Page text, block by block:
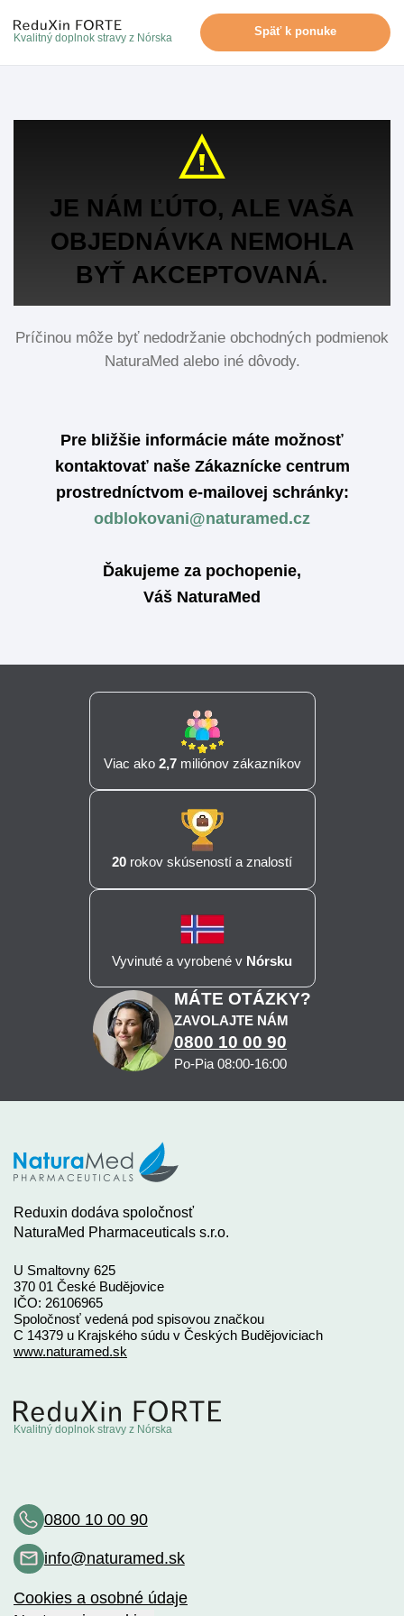
Kvalitný doplnok stravy z Nórska
Späť k ponuke
JE NÁM ĽÚTO, ALE VAŠA
OBJEDNÁVKA NEMOHLA
BYŤ AKCEPTOVANÁ.
Príčinou môže byť nedodržanie obchodných podmienok
NaturaMed alebo iné dôvody.
Pre bližšie informácie máte možnosť
kontaktovať naše Zákaznícke centrum
prostredníctvom e-mailovej schránky:
odblokovani@naturamed.cz
Ďakujeme za pochopenie,
Váš NaturaMed
Viac ako 2,7miliónov zákazníkov
20 rokov skúseností a znalostí
Vyvinuté a vyrobené v Nórsku
MÁTE OTÁZKY?
ZAVOLAJTE NÁM
0800 10 00 90
Po-Pia 08:00-16:00
Reduxin dodáva spoločnosť
NaturaMed Pharmaceuticals s.r.o.
U Smaltovny 625
370 01 České Budějovice
IČO: 26106965
Spoločnosť vedená pod spisovou značkou
C 14379 u Krajského súdu v Českých Budějoviciach
www.naturamed.sk
Kvalitný doplnok stravy z Nórska
0800 10 00 90
info@naturamed.sk
Cookies a osobné údaje